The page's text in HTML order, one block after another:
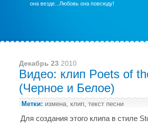
она везде...Любовь она повсюду!
Декабрь 23 2010
Видео: клип Poets of
(Черное и Белое)
Метки: измена, клип, текст песни
Для создания этого клипа в стиле